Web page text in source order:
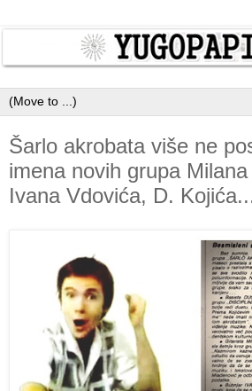
Šarlo akrobata više ne
imena novih grupa
Ivana Vdovića, D.